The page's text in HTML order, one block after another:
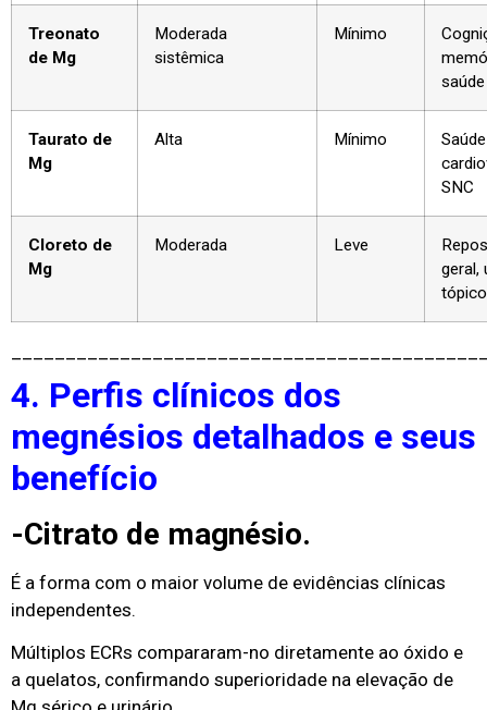
Treonato
de Mg
Moderada
sistêmica
Mínimo
Taurato de
Mg
Alta Mínimo
Saúde
SNC
Cloreto de
Mg
Moderada Leve
geral,
tópico
4. Perfis clínicos dos
megnésios detalhados e seus
benefício
-Citrato de magnésio.
É a forma com o maior volume de evidências clínicas
independentes.
Múltiplos ECRs compararam-no diretamente ao óxido e
a quelatos, confirmando superioridade na elevação de